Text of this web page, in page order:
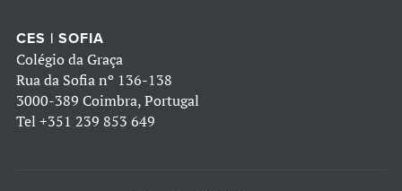
CES | SOFIA
Colégio da Graça
Rua da Sofia nº 136-138
3000-389 Coimbra, Portugal
Tel +351 239 853 649